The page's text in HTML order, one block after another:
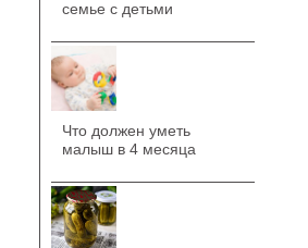
семье с детьми
Что должен уметь
малыш в 4 месяца